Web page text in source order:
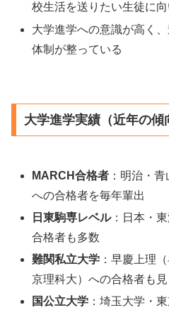
校生活を送りたい生徒に
大学進学への意識が高く
体制が整っている
大学進学実績（近年の傾
MARCH合格者 ：明治・
への合格者を毎年輩出
日東駒専レベル：日本・
合格者も多数
難関私立大学 ：早慶上理
京理科大）への合格者も
国公立大学 ：埼玉大学・